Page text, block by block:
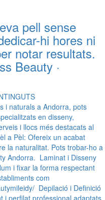
pell sense
hi hores ni
notar resultats.
Beauty ·